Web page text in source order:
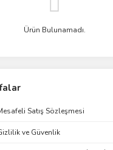
Ürün Bulunamadı.
Satış Sözleşmesi
ve Güvenlik